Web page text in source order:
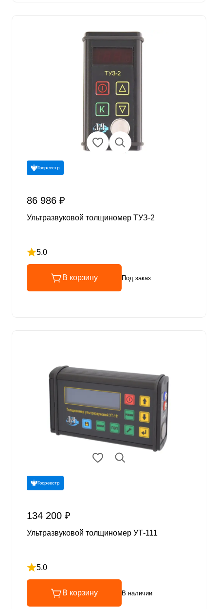
Госреестр
86 986 ₽
Ультразвуковой толщиномер ТУЗ-2
5.0
Рейтинг 5 из 5
В корзину Под заказ
Госреестр
134 200 ₽
Ультразвуковой толщиномер УТ-111
5.0
Рейтинг 5 из 5
В корзину В наличии